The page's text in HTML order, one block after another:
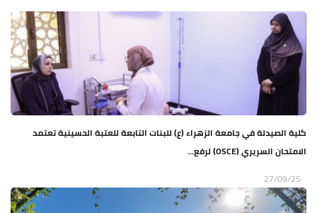
كلية الصيدلة في جامعة الزهراء (ع) للبنات التابعة للعتبة الحسينية تعتمد
الامتحان السريري (OSCE) لرفع...
27/09/25